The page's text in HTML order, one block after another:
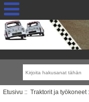
Etusivu :: Traktorit ja työkoneet